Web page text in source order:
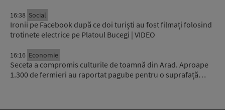
16:38 Social
Ironii pe Facebook după ce doi turiști au fost filmați folosind
trotinete electrice pe Platoul Bucegi | VIDEO
16:16 Economie
Seceta a compromis culturile de toamnă din Arad. Aproape
1.300 de fermieri au raportat pagube pentru o suprafață…